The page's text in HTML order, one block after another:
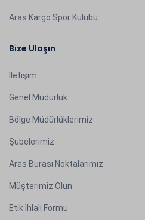
Aras Kargo Spor Kulübü
Bize Ulaşın
İletişim
Genel Müdürlük
Bölge Müdürlüklerimiz
Şubelerimiz
Aras Burası Noktalarımız
Müşterimiz Olun
Etik İhlali Formu